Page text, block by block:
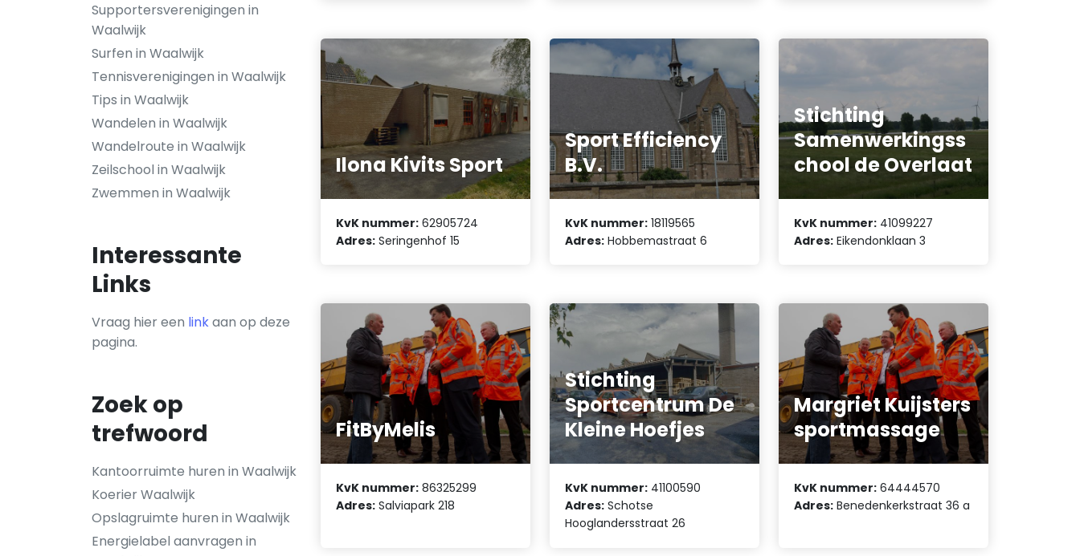
Supportersverenigingen in
Waalwijk
Surfen in Waalwijk
Tennisverenigingen in Waalwijk
Tips in Waalwijk
Wandelen in Waalwijk
Wandelroute in Waalwijk
Zeilschool in Waalwijk
Zwemmen in Waalwijk
Interessante
Links
Vraag hier een linkaan op deze
pagina.
Zoek op
trefwoord
Kantoorruimte huren in Waalwijk
Koerier Waalwijk
Opslagruimte huren in Waalwijk
Energielabel aanvragen in
Ilona Kivits Sport
KvK nummer: 62905724
Adres: Seringenhof 15
Sport Efficiency
B.V.
KvK nummer: 18119565
Adres: Hobbemastraat 6
Stichting
Samenwerkingss
chool de Overlaat
KvK nummer: 41099227
Adres: Eikendonklaan 3
FitByMelis
KvK nummer: 86325299
Adres: Salviapark 218
Stichting
Sportcentrum De
Kleine Hoefjes
KvK nummer: 41100590
Adres: Schotse
Hooglandersstraat 26
Margriet Kuijsters
sportmassage
KvK nummer: 64444570
Adres: Benedenkerkstraat 36 a